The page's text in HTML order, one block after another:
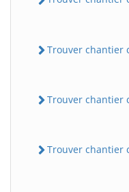
Trouver chantier
Trouver chantier
Trouver chantier